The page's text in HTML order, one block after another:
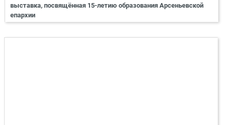
выставка, посвящённая 15-летию образования Арсеньевской
епархии